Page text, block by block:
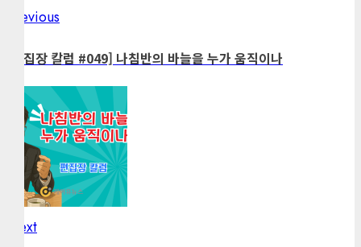
Post
navigation
Previous
[편집장 칼럼 #049] 나침반의 바늘을 누가 움직이나
NextNext